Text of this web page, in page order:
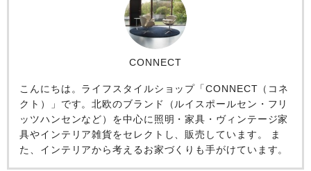
CONNECT
こんにちは。ライフスタイルショップ「CONNECT（コネ
クト）」です。北欧のブランド（ルイスポールセン・フリ
ッツハンセンなど）を中心に照明・家具・ヴィンテージ家
具やインテリア雑貨をセレクトし、販売しています。 ま
た、インテリアから考えるお家づくりも手がけています。